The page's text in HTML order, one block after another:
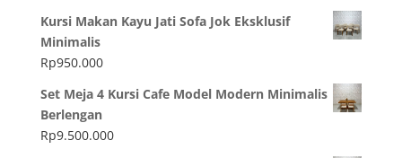
Kursi Makan Kayu Jati Sofa Jok Eksklusif
Minimalis
Rp950.000
Set Meja 4 Kursi Cafe Model Modern Minimalis
Berlengan
Rp9.500.000